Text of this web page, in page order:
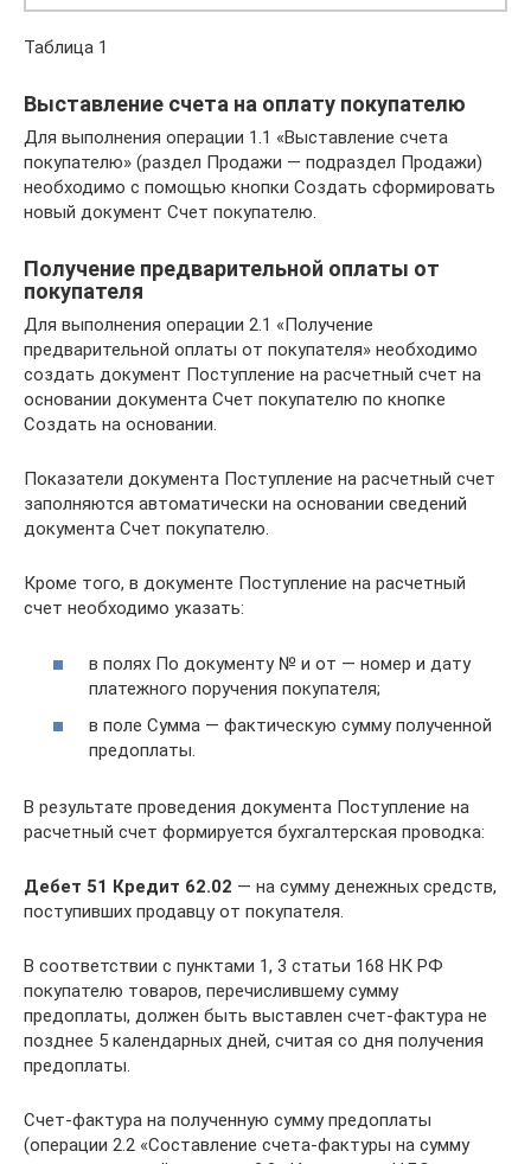
Таблица 1
Выставление счета на оплату покупателю
Для выполнения операции 1.1 «Выставление счета
покупателю» (раздел Продажи — подраздел Продажи)
необходимо с помощью кнопки Создать сформировать
новый документ Счет покупателю.
Получение предварительной оплаты от
покупателя
Для выполнения операции 2.1 «Получение
предварительной оплаты от покупателя» необходимо
создать документ Поступление на расчетный счет на
основании документа Счет покупателю по кнопке
Создать на основании.
Показатели документа Поступление на расчетный счет
заполняются автоматически на основании сведений
документа Счет покупателю.
Кроме того, в документе Поступление на расчетный
счет необходимо указать:
в полях По документу № и от — номер и дату
платежного поручения покупателя;
в поле Сумма — фактическую сумму полученной
предоплаты.
В результате проведения документа Поступление на
расчетный счет формируется бухгалтерская проводка:
Дебет 51 Кредит 62.02 — на сумму денежных средств,
поступивших продавцу от покупателя.
В соответствии с пунктами 1, 3 статьи 168 НК РФ
покупателю товаров, перечислившему сумму
предоплаты, должен быть выставлен счет-фактура не
позднее 5 календарных дней, считая со дня получения
предоплаты.
Счет-фактура на полученную сумму предоплаты
(операции 2.2 «Составление счета-фактуры на сумму